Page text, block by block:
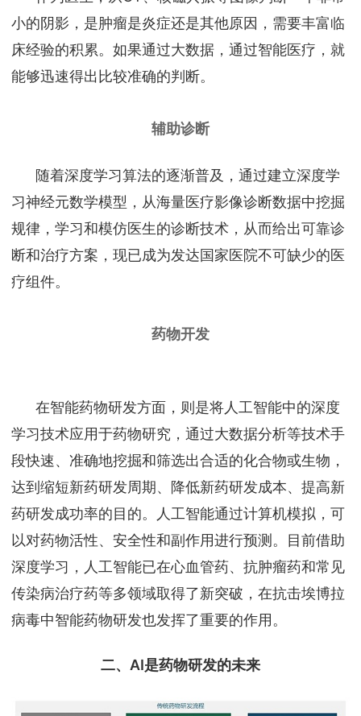
小的阴影，是肿瘤是炎症还是其他原因，需要丰富临
床经验的积累。如果通过大数据，通过智能医疗，就
能够迅速得出比较准确的判断。
辅助诊断
随着深度学习算法的逐渐普及，通过建立深度学
习神经元数学模型，从海量医疗影像诊断数据中挖掘
规律，学习和模仿医生的诊断技术，从而给出可靠诊
断和治疗方案，现已成为发达国家医院不可缺少的医
疗组件。
药物开发
在智能药物研发方面，则是将人工智能中的深度
学习技术应用于药物研究，通过大数据分析等技术手
段快速、准确地挖掘和筛选出合适的化合物或生物，
达到缩短新药研发周期、降低新药研发成本、提高新
药研发成功率的目的。人工智能通过计算机模拟，可
以对药物活性、安全性和副作用进行预测。目前借助
深度学习，人工智能已在心血管药、抗肿瘤药和常见
传染病治疗药等多领域取得了新突破，在抗击埃博拉
病毒中智能药物研发也发挥了重要的作用。
二、AI是药物研发的未来